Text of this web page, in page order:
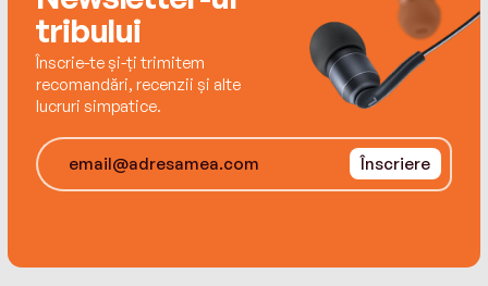
tribului
Înscrie-te și-ți trimitem
recomandări, recenzii și alte
lucruri simpatice.
Înscriere